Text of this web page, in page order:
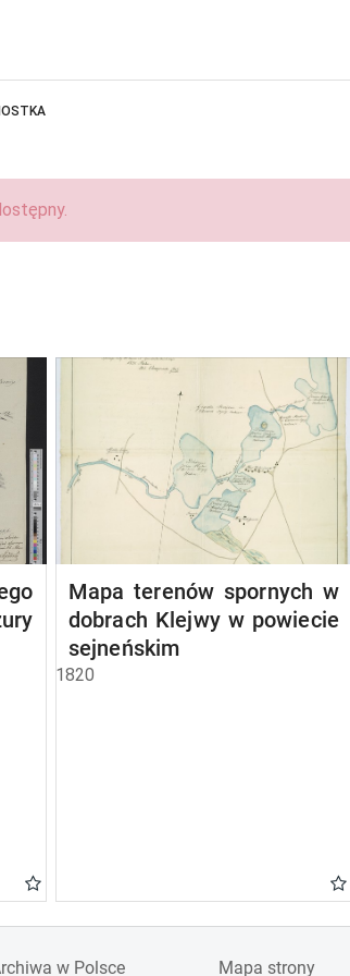
Mapa terenów spornych w
dobrach Klejwy w powiecie
sejneńskim
1820
w Polsce Mapa strony